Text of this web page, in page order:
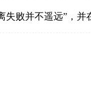
败并不遥远”，并